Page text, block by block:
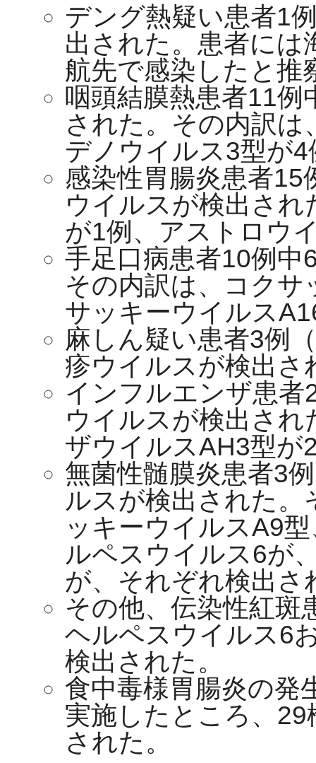
デング熱疑い患者1
出された。患者には
航先で感染したと推
咽頭結膜熱患者11
された。その内訳
デノウイルス3型が
感染性胃腸炎患者
ウイルスが検出さ
が1例、アストロウ
手足口病患者10例
その内訳は、コク
サッキーウイルス
麻しん疑い患者3例
疹ウイルスが検出さ
インフルエンザ患
ウイルスが検出さ
ザウイルスAH3型が
無菌性髄膜炎患者3
ルスが検出された
ッキーウイルスA9
ルペスウイルス6が
が、それぞれ検出さ
その他、伝染性紅斑
ヘルペスウイルス6
検出された。
食中毒様胃腸炎の発
実施したところ、
された。